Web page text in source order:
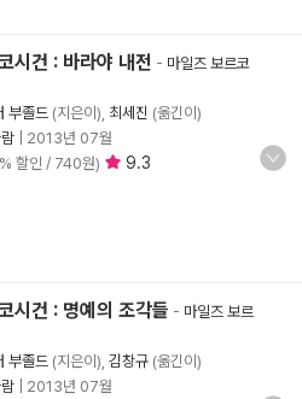
시건 : 바라야 내전 - 마일즈 보르코
부졸드 (지은이), 최세진 (옮긴이)
2013년 07월
할인 / 740원)
9.3
시건 : 명예의 조각들 - 마일즈 보르
부졸드 (지은이), 김창규 (옮긴이)
2013년 07월